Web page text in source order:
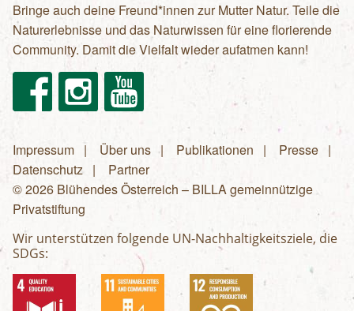
Bringe auch deine Freund*innen zur Mutter Natur. Teile die
Naturerlebnisse und das Naturwissen für eine florierende
Community. Damit die Vielfalt wieder aufatmen kann!
FacebookInstagram Youtube
Fußzeilenmenü
Impressum Über uns Publikationen
Presse
Datenschutz
Partner
© 2026 Blühendes Österreich – BILLA gemeinnützige
Privatstiftung
Wir unterstützen folgende UN-Nachhaltigkeitsziele, die
SDGs: